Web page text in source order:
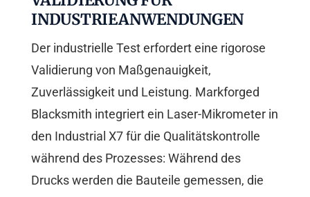
INDUSTRIEANWENDUNGEN
Der industrielle Test erfordert eine rigorose
Validierung von Maßgenauigkeit,
Zuverlässigkeit und Leistung. Markforged
Blacksmith integriert ein Laser-Mikrometer in
den Industrial X7 für die Qualitätskontrolle
während des Prozesses: Während des
Drucks werden die Bauteile gemessen, die